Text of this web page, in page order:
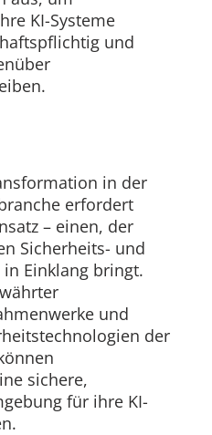
KI-Systeme
und
in der
erfordert
– einen, der
Sicherheits- und
Einklang bringt.
und
der
sichere,
für ihre KI-